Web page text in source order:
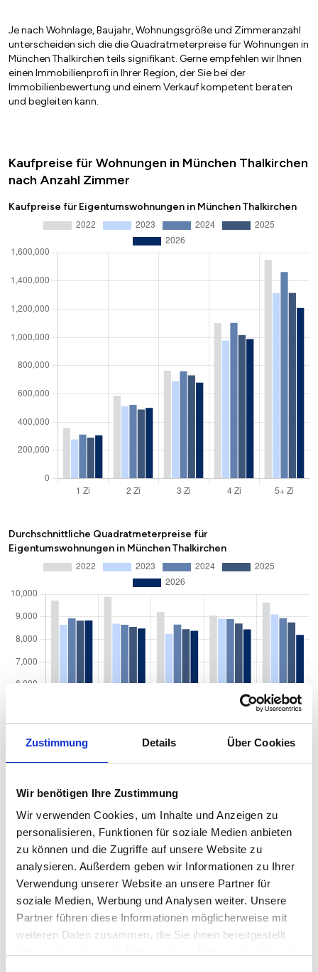
Zustimmung Details Über Cookies
Wir benötigen Ihre Zustimmung
Wir verwenden Cookies, um Inhalte und Anzeigen zu
personalisieren, Funktionen für soziale Medien anbieten
zu können und die Zugriffe auf unsere Website zu
analysieren. Außerdem geben wir Informationen zu Ihrer
Verwendung unserer Website an unsere Partner für
soziale Medien, Werbung und Analysen weiter. Unsere
Partner führen diese Informationen möglicherweise mit
weiteren Daten zusammen, die Sie ihnen bereitgestellt
Je nach Wohnlage, Baujahr, Wohnungsgröße und Zimmeranzahl
unterscheiden sich die die Quadratmeterpreise für Wohnungen in
München Thalkirchen teils signifikant. Gerne empfehlen wir Ihnen
einen Immobilienprofi in Ihrer Region, der Sie bei der
Immobilienbewertung und einem Verkauf kompetent beraten
und begleiten kann.
Kaufpreise für Wohnungen in München Thalkirchen
nach Anzahl Zimmer
Kaufpreise für Eigentumswohnungen in München Thalkirchen
Durchschnittliche Quadratmeterpreise für
Eigentumswohnungen in München Thalkirchen
Wohnungsgrößen in München Thalkirchen nach Zimmeranzahl